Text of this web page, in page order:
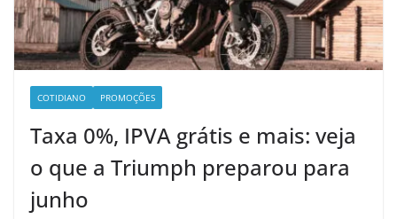
COTIDIANO PROMOÇÕES
Taxa 0%, IPVA grátis e mais: veja
o que a Triumph preparou para
junho